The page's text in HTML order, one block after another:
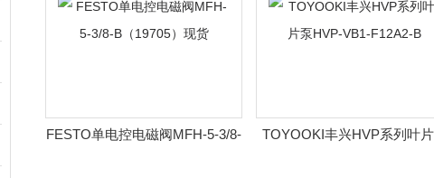
FESTO单电控电磁阀MFH-5-3/8-
TOYOOKI丰兴HVP系列叶